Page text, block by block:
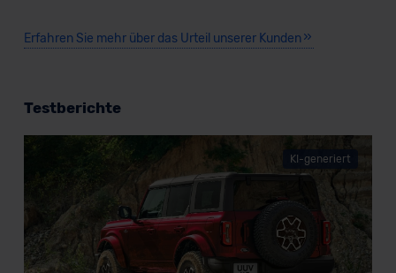
Erfahren Sie mehr über das Urteil unserer Kunden
Testberichte
KI-generiert